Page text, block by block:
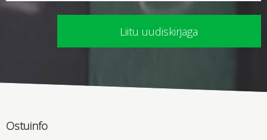
Ostuinfo